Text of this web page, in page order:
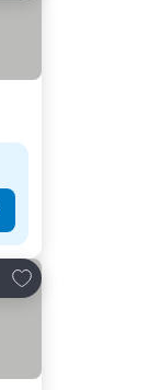
Adăugaţi la